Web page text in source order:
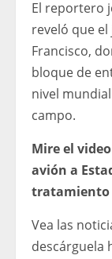
El reportero
reveló que el
Francisco,
bloque de
nivel
campo.
Mire el
avión a
tratamiento
Vea las
descárguela